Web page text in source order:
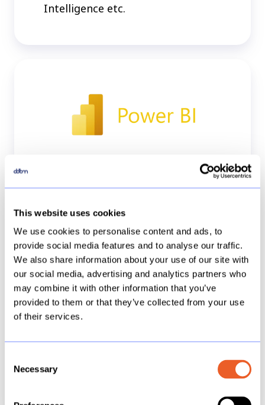
This website uses cookies
We use cookies to personalise content and ads, to
provide social media features and to analyse our traffic.
We also share information about your use of our site with
our social media, advertising and analytics partners who
may combine it with other information that you’ve
provided to them or that they’ve collected from your use
of their services.
Selection
Necessary
Intelligence etc.
maar voor interactieve inzichten is
Power BI de logische volgende
stap. In onze training leer je hoe
je verspreide data samenbrengt in
één dynamisch dashboard dat
naadloos aansluit op je Microsoft-
omgeving. Wij leren je de functies,
van actuele stuurinformatie.